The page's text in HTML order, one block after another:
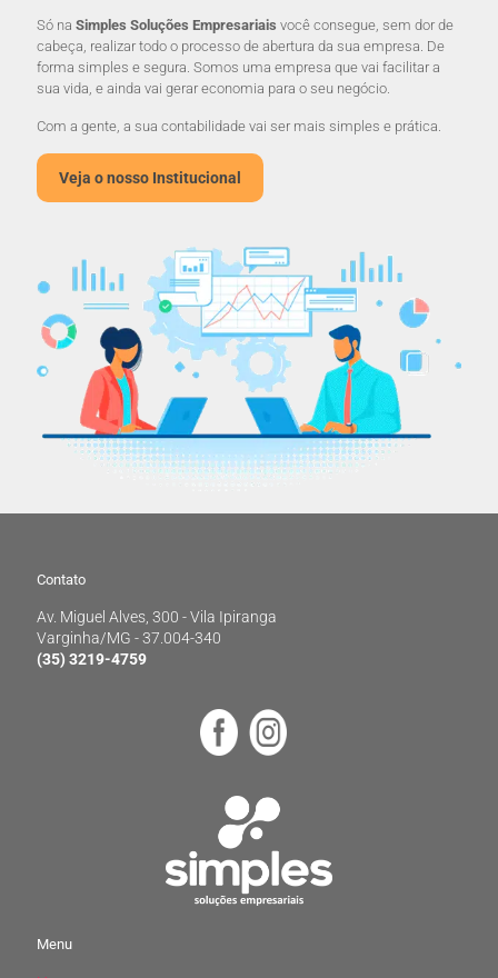
Só na Simples Soluções Empresariais você consegue, sem dor de
cabeça, realizar todo o processo de abertura da sua empresa. De
forma simples e segura. Somos uma empresa que vai facilitar a
sua vida, e ainda vai gerar economia para o seu negócio.
Com a gente, a sua contabilidade vai ser mais simples e prática.
Veja o nosso Institucional
Varginha/MG - 37.004-340
Menu
Contato
Av. Miguel Alves, 300 - Vila Ipiranga
Varginha/MG - 37.004-340
(35) 3219-4759
Menu